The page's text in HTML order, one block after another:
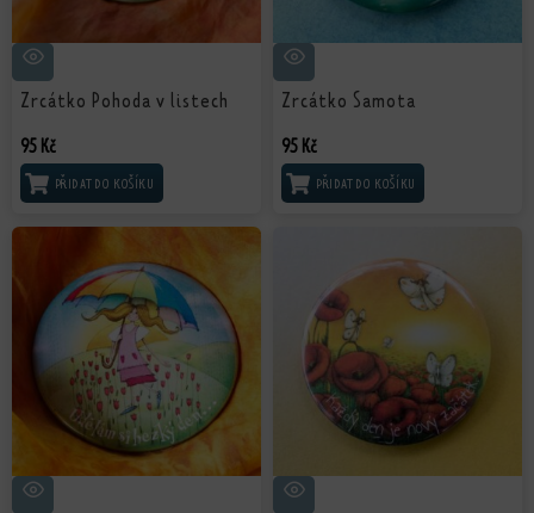
Zrcátko Pohoda v listech
95 Kč
PŘIDAT DO KOŠÍKU
Zrcátko Samota
95 Kč
PŘIDAT DO KOŠÍKU